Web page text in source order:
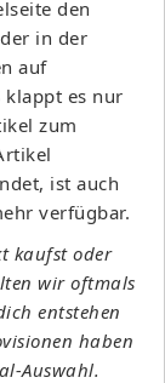
den
in der
auf
klappt es nur
zum
ist auch
verfügbar.
kaufst oder
wir oftmals
entstehen
haben
Auswahl.